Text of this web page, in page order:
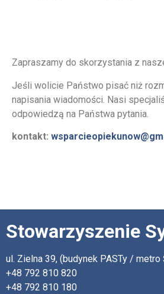
Zapraszamy do skorzystania z
Jeśli wolicie Państwo pisać niż
napisania wiadomości. Nasi
odpowiedzą na Państwa pytania.
kontakt:
Stowarzyszenie
ul. Zielna 39, (budynek PASTy /
+48 792 810 820
+48 792 810 180